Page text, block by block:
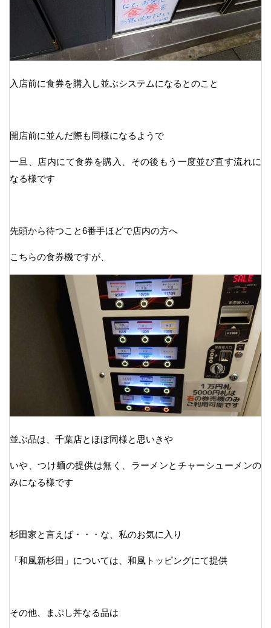
入店前に食券を購入し並ぶシステムになるとのこと
開店前に並んだ際も同様になるようで
一旦、店内にて食券を購入、その後もう一度並び直す流れに
なる様です
先頭から待つこと6番手ほどで店内の方へ
こちらの食券機ですが、
並ぶ品は、千葉店とほぼ同様と思いきや
いや、つけ麺の提供は無く、ラーメンとチャーシューメンの
みになる様です
杉田家と言えば・・・な、私のお気に入り
「和風新杉田」については、和風トッピングにて提供
その他、まぶし丼なる品は